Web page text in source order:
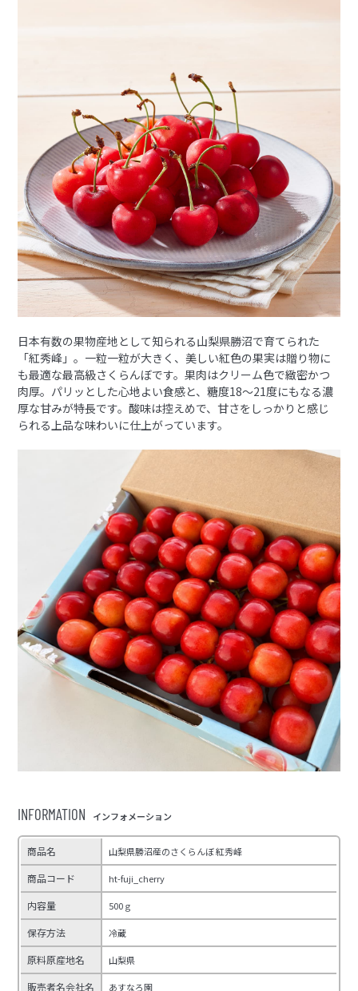
日本有数の果物産地として知られる山梨県勝沼で育てられた
「紅秀峰」。一粒一粒が大きく、美しい紅色の果実は贈り物に
も最適な最高級さくらんぼです。果肉はクリーム色で緻密かつ
肉厚。パリッとした心地よい食感と、糖度18〜21度にもなる濃
厚な甘みが特長です。酸味は控えめで、甘さをしっかりと感じ
られる上品な味わいに仕上がっています。
INFORMATION インフォメーション
商品名 山梨県勝沼産のさくらんぼ 紅秀峰
商品コード ht-fuji_cherry
内容量 500ｇ
保存方法 冷蔵
原料原産地名 山梨県
販売者名会社名 あすなろ園